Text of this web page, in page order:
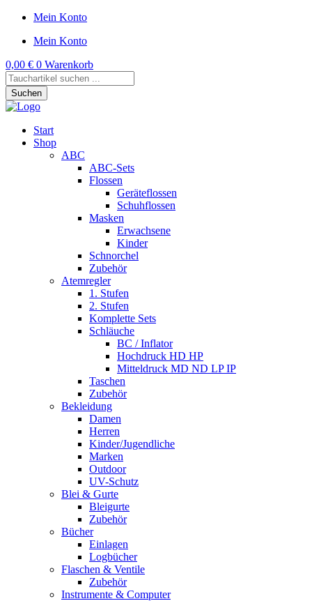
Mein Konto
Mein Konto
0,00 € 0 Warenkorb
Products
search
Suchen
Start
Shop
ABC
ABC-Sets
Flossen
Geräteflossen
Schuhflossen
Masken
Erwachsene
Kinder
Schnorchel
Zubehör
Atemregler
1. Stufen
2. Stufen
Komplette Sets
Schläuche
BC / Inflator
Hochdruck HD HP
Mitteldruck MD ND LP IP
Taschen
Zubehör
Bekleidung
Damen
Herren
Kinder/Jugendliche
Marken
Outdoor
UV-Schutz
Blei & Gurte
Bleigurte
Zubehör
Bücher
Einlagen
Logbücher
Flaschen & Ventile
Zubehör
Instrumente & Computer